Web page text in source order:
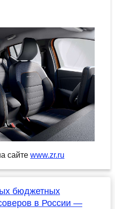
сайте www.zr.ru
бюджетных
в России —